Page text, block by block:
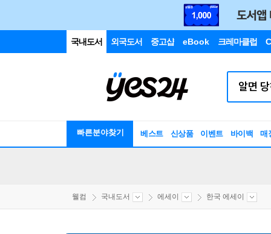
국내도서 외국도서 중고샵 eBook 크레마클럽
빠른분야찾기 베스트 신상품 이벤트 바이백 매
웰컴 국내도서 에세이 한국 에세이